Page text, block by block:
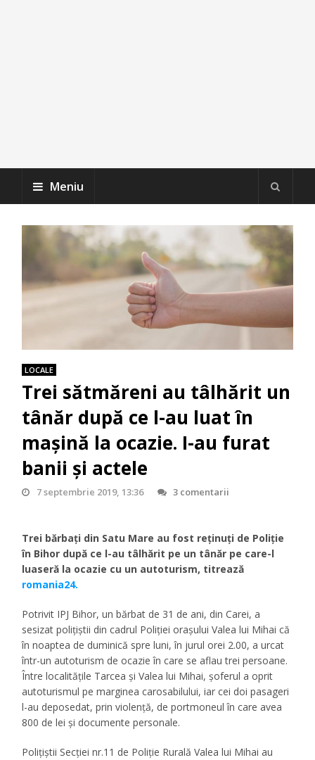
Meniu
LOCALE
Trei sătmăreni au tâlhărit un
tânăr după ce l-au luat în
mașină la ocazie. I-au furat
banii și actele
7 septembrie 2019, 13:36 3 comentarii
Trei bărbați din Satu Mare au fost reținuți de Poliție
în Bihor după ce l-au tâlhărit pe un tânăr pe care-l
luaseră la ocazie cu un autoturism, titrează
romania24.
Potrivit IPJ Bihor, un bărbat de 31 de ani, din Carei, a
sesizat polițiștii din cadrul Poliției orașului Valea lui Mihai că
în noaptea de duminică spre luni, în jurul orei 2.00, a urcat
într-un autoturism de ocazie în care se aflau trei persoane.
Între localitățile Tarcea și Valea lui Mihai, șoferul a oprit
autoturismul pe marginea carosabilului, iar cei doi pasageri
l-au deposedat, prin violență, de portmoneul în care avea
800 de lei și documente personale.
Polițiștii Secției nr.11 de Poliție Rurală Valea lui Mihai au